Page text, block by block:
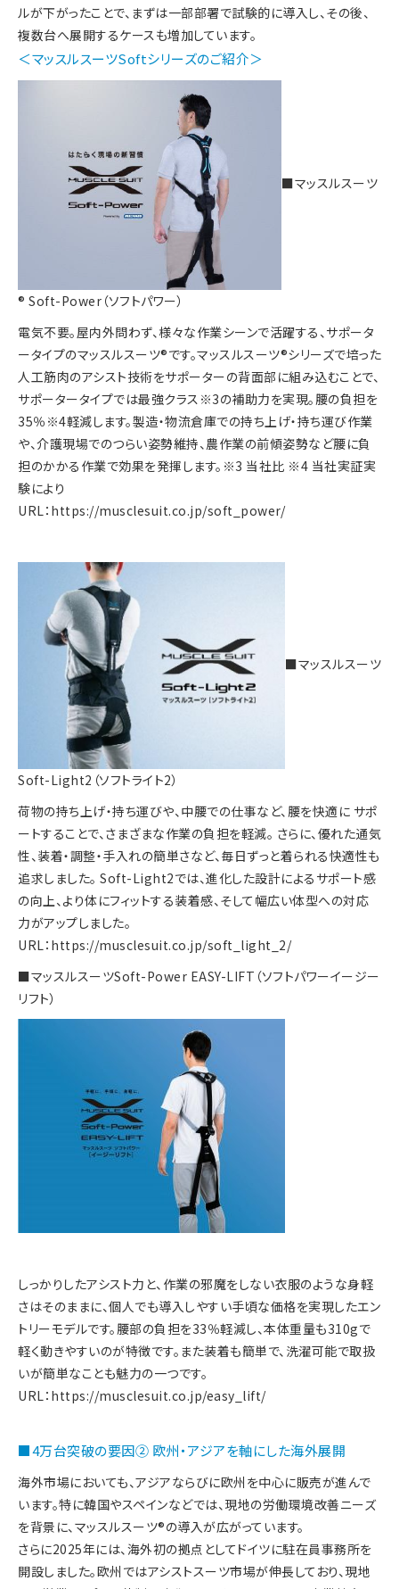
ルが下がったことで、まずは一部部署で試験的に導入し、その後、
複数台へ展開するケースも増加しています。
＜マッスルスーツSoftシリーズのご紹介＞
■マッスルスーツ
® Soft-Power（ソフトパワー）
電気不要。屋内外問わず、様々な作業シーンで活躍する、サポータ
ータイプのマッスルスーツ®です。マッスルスーツ®シリーズで培った
人工筋肉のアシスト技術をサポーターの背面部に組み込むことで、
サポータータイプでは最強クラス※3の補助力を実現。腰の負担を
35％※4軽減します。製造・物流倉庫での持ち上げ・持ち運び作業
や、介護現場でのつらい姿勢維持、農作業の前傾姿勢など腰に負
担のかかる作業で効果を発揮します。※3 当社比 ※4 当社実証実
験により
URL： https://musclesuit.co.jp/soft_power/
■マッスルスーツ
Soft-Light2（ソフトライト2）
荷物の持ち上げ・持ち運びや、中腰での仕事など、腰を快適に サポ
ートすることで、さまざまな作業の負担を軽減。 さらに、優れた通気
性、装着・調整・手入れの簡単さなど、毎日ずっと着られる快適性も
追求しました。 Soft-Light2では、進化した設計によるサポート感
の向上、より体にフィットする装着感、そして幅広い体型への対応
力がアップしました。
URL： https://musclesuit.co.jp/soft_light_2/
■マッスルスーツSoft-Power EASY-LIFT（ソフトパワーイージー
リフト）
しっかりしたアシスト力と、作業の邪魔をしない衣服のような身軽
さはそのままに、個人でも導入しやすい手頃な価格を実現したエン
トリーモデルです。腰部の負担を33％軽減し、本体重量も310gで
軽く動きやすいのが特徴です。また装着も簡単で、洗濯可能で取扱
いが簡単なことも魅力の一つです。
URL： https://musclesuit.co.jp/easy_lift/
■4万台突破の要因② 欧州・アジアを軸にした海外展開
海外市場においても、アジアならびに欧州を中心に販売が進んで
います。特に韓国やスペインなどでは、現地の労働環境改善ニーズ
を背景に、マッスルスーツ®の導入が広がっています。
さらに2025年には、海外初の拠点としてドイツに駐在員事務所を
開設しました。欧州ではアシストスーツ市場が伸長しており、現地